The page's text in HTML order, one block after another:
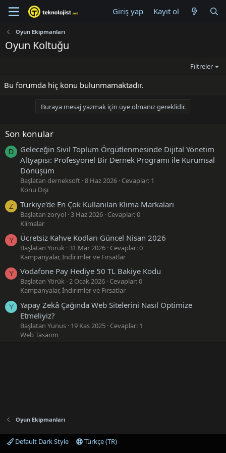
Giriş yap Kayıt ol
Oyun Ekipmanları
Oyun Koltuğu
Filtreler
Bu forumda hiç konu bulunmamaktadır.
Buraya mesaj yazmak için üye olmanız gereklidir.
Son konular
D
Geleceğin Sivil Toplum Örgütlenmesinde Dijital Yönetim
Altyapısı: Profesyonel Bir Dernek Programı ile Kurumsal
Dönüşüm
Başlatan derneksoft 8 Haz 2026 Cevaplar: 1
Konu Dışı
Z Türkiye'de En Çok Kullanılan Klima Markaları
Başlatan zoryol 3 Haz 2026 Cevaplar: 0
Klimalar
Y Ücretsiz Kahve Kodları Güncel Nisan 2026
Başlatan Yörük 31 Mar 2026 Cevaplar: 0
Kampanyalar, İndirimler ve Fırsatlar
Y Vodafone Pay Hediye 50 TL Bakiye Kodu
Başlatan Yörük 2 Ocak 2026 Cevaplar: 0
Kampanyalar, İndirimler ve Fırsatlar
Y
Yapay Zekâ Çağında Web Sitelerini Nasıl Optimize
Etmeliyiz?
Başlatan Yunus 19 Kas 2025 Cevaplar: 1
Web Tasarım
Oyun Ekipmanları
Default Dark Style
Türkçe (TR)